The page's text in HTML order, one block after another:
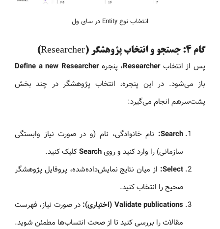
انتخاب نوع Entity در سای ول
گام 4: جستجو و انتخاب پژوهشگر (Researcher)
پس از انتخابResearcher، پنجرهDefine a new Researcher
باز می‌شود. در این پنجره، انتخاب پژوهشگر در چند بخش
پشت‌سرهم انجام می‌گیرد:
Search: نام خانوادگی، نام (و در صورت نیاز وابستگی
سازمانی) را وارد کنید و رویSearchکلیک کنید.
Select: از میان نتایج نمایش‌داده‌شده، پروفایل پژوهشگر
صحیح را انتخاب کنید.
Validate publications (اختیاری):
در صورت نیاز، فهرست
مقالات را بررسی کنید تا از صحت انتساب‌ها مطمئن شوید.